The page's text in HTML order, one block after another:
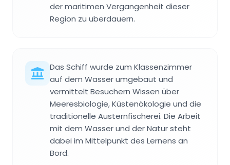
der maritimen Vergangenheit dieser
Region zu uberdauern.
Das Schiff wurde zum Klassenzimmer
auf dem Wasser umgebaut und
vermittelt Besuchern Wissen über
Meeresbiologie, Küstenökologie und die
traditionelle Austernfischerei. Die Arbeit
mit dem Wasser und der Natur steht
dabei im Mittelpunkt des Lernens an
Bord.